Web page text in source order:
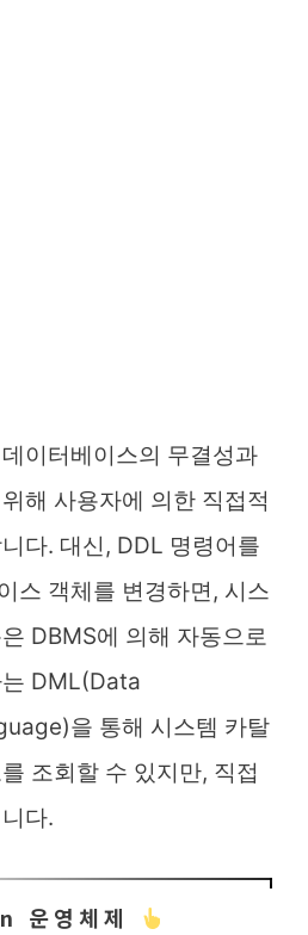
이터베이스의 무결성과
해 사용자에 의한 직접적
다. 대신, DDL 명령어를
스 객체를 변경하면, 시스
DBMS에 의해 자동으로
DML(Data
을 통해 시스템 카탈
조회할 수 있지만, 직접
다.
운영체제